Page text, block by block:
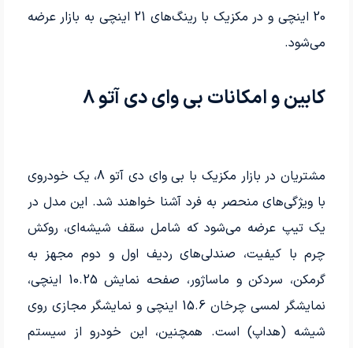
20 اینچی و در مکزیک با رینگ‌های 21 اینچی به بازار عرضه
می‌شود.
کابین و امکانات بی وای دی آتو 8
مشتریان در بازار مکزیک با بی وای دی آتو 8، یک خودروی
با ویژگی‌های منحصر به فرد آشنا خواهند شد. این مدل در
یک تیپ عرضه می‌شود که شامل سقف شیشه‌ای، روکش
چرم با کیفیت، صندلی‌های ردیف اول و دوم مجهز به
گرمکن، سردکن و ماساژور، صفحه نمایش 10.25 اینچی،
نمایشگر لمسی چرخان 15.6 اینچی و نمایشگر مجازی روی
شیشه (هداپ) است. همچنین، این خودرو از سیستم